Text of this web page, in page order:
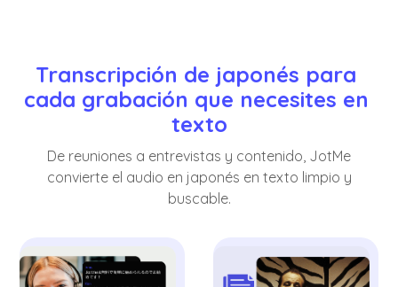
Transcripción de japonés para
cada grabación que necesites en
texto
De reuniones a entrevistas y contenido, JotMe
convierte el audio en japonés en texto limpio y
buscable.